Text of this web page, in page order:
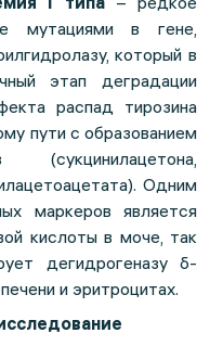
мутациями в гене,
который в
этап деградации
распад тирозина
пути с образованием
(сукцинилацетона,
Одним
маркеров является
кислоты в моче, так
дегидрогеназу δ-
и эритроцитах.